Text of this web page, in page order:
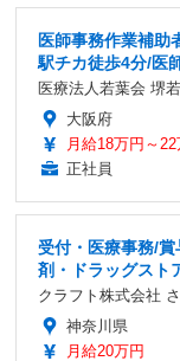
医師事務作業補助
駅チカ徒歩4分/医
医療法人若葉会 堺
大阪府
月給18万円～22
正社員
受付・医療事務/
剤・ドラッグスト
クラフト株式会社
神奈川県
月給20万円